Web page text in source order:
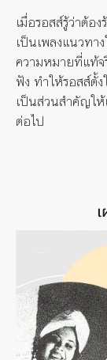
เมื่อรอสส์รู้ว่าต้อ
เป็นเพลงแนวทา
ความหมายที่แท้จ
ฟัง ทำให้รอสส์ตั้ง
เป็นส่วนสำคัญใ
ต่อไป